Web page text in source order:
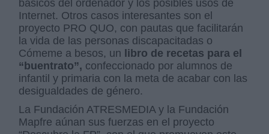
básicos del ordenador y los posibles usos de
Internet. Otros casos interesantes son el
proyecto PRO QUO, con pautas que facilitarán
la vida de las personas discapacitadas o
Cómeme a besos, un libro de recetas para el
“buentrato”, confeccionado por alumnos de
infantil y primaria con la meta de acabar con las
desigualdades de género.
La Fundación ATRESMEDIA y la Fundación
Mapfre aúnan sus fuerzas en el proyecto